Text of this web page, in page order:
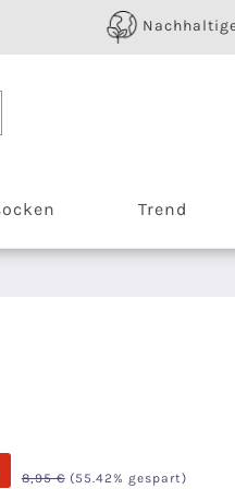
Trend
Regulärer Preis:
8,95 € (55.42% gespart)